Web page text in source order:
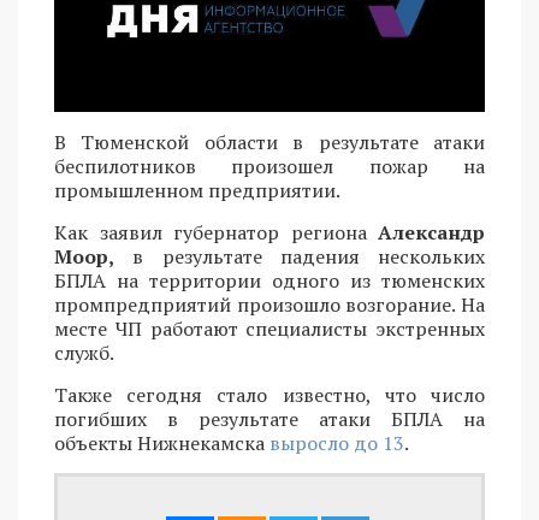
В Тюменской области в результате атаки
беспилотников произошел пожар на
промышленном предприятии.
Как заявил губернатор региона Александр
Моор, в результате падения нескольких
БПЛА на территории одного из тюменских
промпредприятий произошло возгорание. На
месте ЧП работают специалисты экстренных
служб.
Также сегодня стало известно, что число
погибших в результате атаки БПЛА на
объекты Нижнекамска выросло до 13.